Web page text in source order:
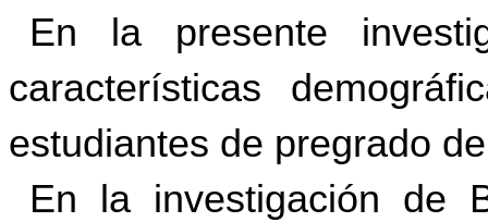
En la presente
características
estudiantes de pregrado
En la investigación de